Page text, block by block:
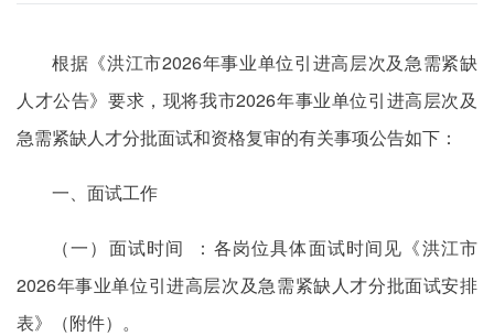
根据《洪江市2026年事业单位引进高层次及急需紧缺
人才公告》要求，现将我市2026年事业单位引进高层次及
急需紧缺人才分批面试和资格复审的有关事项公告如下：
一、面试工作
（一）面试时间 ：各岗位具体面试时间见《洪江市
2026年事业单位引进高层次及急需紧缺人才分批面试安排
表》（附件）。